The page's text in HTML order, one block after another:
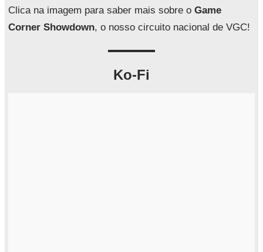
a
Clica na imagem para saber mais sobre o Game
Corner Showdown, o nosso circuito nacional de VGC!
Ko-Fi